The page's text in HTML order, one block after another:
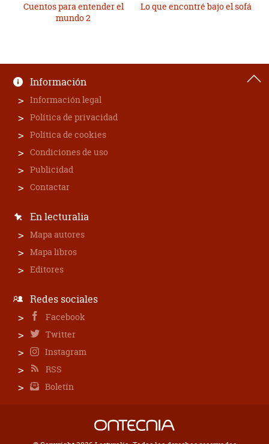
Cuentos para entender el
mundo 2
Lo que encontré bajo el sofá
Información
Información legal
Política de privacidad
Política de cookies
Condiciones de uso
Publicidad
Contactar
En lecturalia
Mapa autores
Mapa libros
Editores
Redes sociales
Facebook
Twitter
Instagram
RSS
Boletín